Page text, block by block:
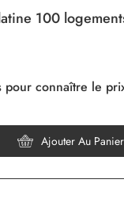
100
pour connaître le
Ajouter Au Panier